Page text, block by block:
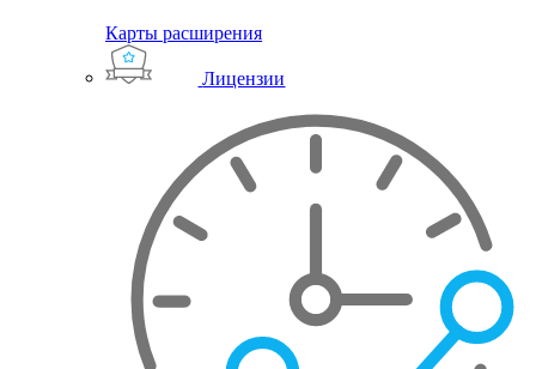
Карты расширения
Лицензии